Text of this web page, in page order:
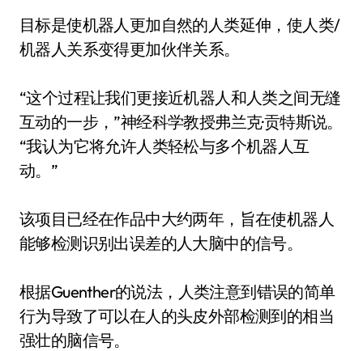
目标是使机器人更加自然的人类延伸，使人类/
机器人关系变得更加伙伴关系。
“这个过程让我们更接近机器人和人类之间无缝
互动的一步，”神经科学教授弗兰克·贡特斯说。
“我认为它将允许人类轻松与多个机器人互
动。”
该项目已经在作品中大约两年，旨在使机器人
能够检测识别出误差的人大脑中的信号。
根据Guenther的说法，人类注意到错误的简单
行为导致了可以在人的头皮外部检测到的相当
强壮的脑信号。